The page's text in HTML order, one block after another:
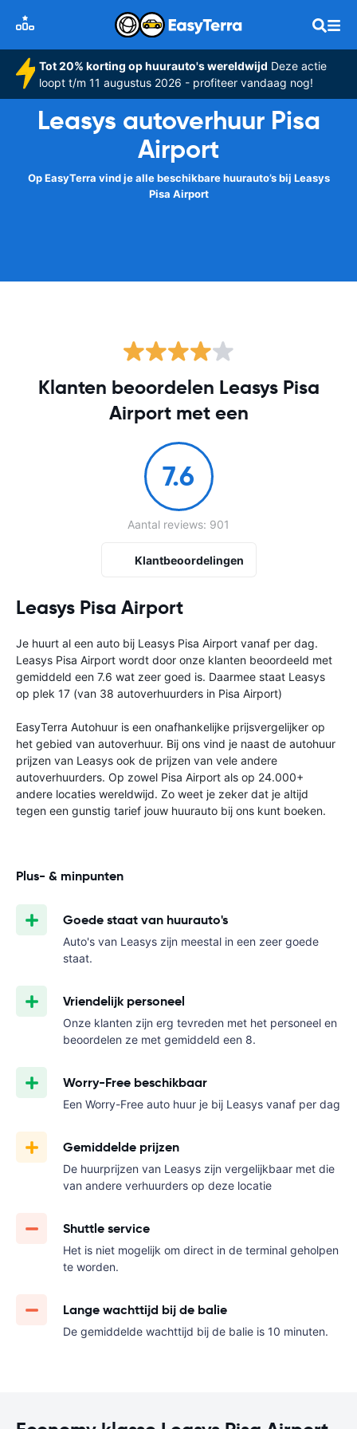
Tot 20% korting op huurauto's wereldwijd Deze actie
loopt t/m 11 augustus 2026 - profiteer vandaag nog!
Leasys autoverhuur Pisa
Airport
Op EasyTerra vind je alle beschikbare huurauto’s bij Leasys
Pisa Airport
Leasys Pisa Airport
Je huurt al een auto bij Leasys Pisa Airport vanaf per dag.
Leasys Pisa Airport wordt door onze klanten beoordeeld met
gemiddeld een 7.6 wat zeer goed is. Daarmee staat Leasys
op plek 17 (van 38 autoverhuurders in Pisa Airport)
EasyTerra Autohuur is een onafhankelijke prijsvergelijker op
het gebied van autoverhuur. Bij ons vind je naast de autohuur
prijzen van Leasys ook de prijzen van vele andere
autoverhuurders. Op zowel Pisa Airport als op 24.000+
andere locaties wereldwijd. Zo weet je zeker dat je altijd
tegen een gunstig tarief jouw huurauto bij ons kunt boeken.
Plus- & minpunten
Goede staat van huurauto's
Auto's van Leasys zijn meestal in een zeer goede
staat.
Vriendelijk personeel
Onze klanten zijn erg tevreden met het personeel en
beoordelen ze met gemiddeld een 8.
Worry-Free beschikbaar
Een Worry-Free auto huur je bij Leasys vanaf per dag
Gemiddelde prijzen
De huurprijzen van Leasys zijn vergelijkbaar met die
van andere verhuurders op deze locatie
Shuttle service
Het is niet mogelijk om direct in de terminal geholpen
te worden.
Lange wachttijd bij de balie
De gemiddelde wachttijd bij de balie is 10 minuten.
Klanten beoordelen Leasys Pisa
Airport met een
7.6
Aantal reviews: 901
Klantbeoordelingen